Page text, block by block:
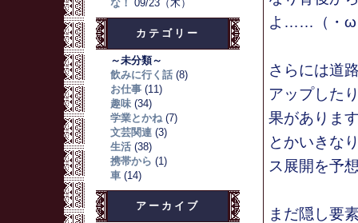
な！ 09/23（木）
カテゴリー
～未分類～
飲みに行く話 (8)
お仕事 (11)
趣味 (34)
学業とかね (7)
文芸関連 (3)
生活 (38)
携帯から (1)
車 (14)
アーカイブ
よ……（・ω
さらには道
アップした
果がありま
とかいきな
ス展開を予
まだ隠し要